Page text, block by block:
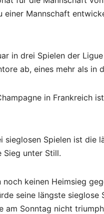
einer Mannschaft
in drei Spielen der
ab, eines mehr als in
in Frankreich
sieglosen Spielen ist die
Sieg unter Still.
noch keinen Heimsieg
seine längste
am Sonntag nicht